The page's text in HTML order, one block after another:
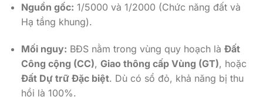
Nguồn gốc: 1/5000 và 1/2000 (Chức năng đất và
Hạ tầng khung).
Mối nguy: BĐS nằm trong vùng quy hoạch là Đất
Công cộng (CC), Giao thông cấp Vùng (GT), hoặc
Đất Dự trữ Đặc biệt. Dù có sổ đỏ, khả năng bị thu
hồi là 100%.